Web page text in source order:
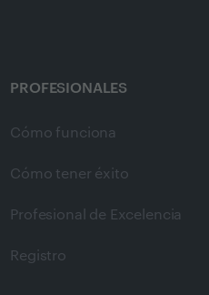
PROFESIONALES
Cómo funciona
Cómo tener éxito
Profesional de Excelencia
Registro